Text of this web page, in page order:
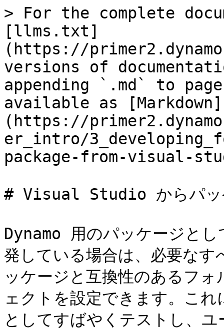
> For the complete
[llms.txt]
(https://
versions of
appending `.md` to
available as [Markdown]
(https://
er_intro/
package-from-visual-
# Visual Studio からパッ
Dynamo 用のパッケージと
発している場合は、必要な
ッケージと互換性のあるフ
ェクトを設定できます。こ
としてすばやくテストし、